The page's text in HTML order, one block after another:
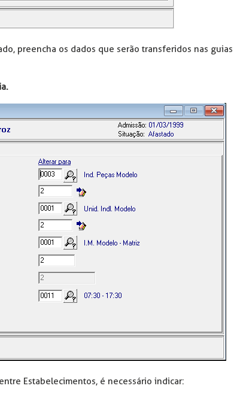
preencha os dados que serão transferidos nas guias
Estabelecimentos, é necessário indicar: